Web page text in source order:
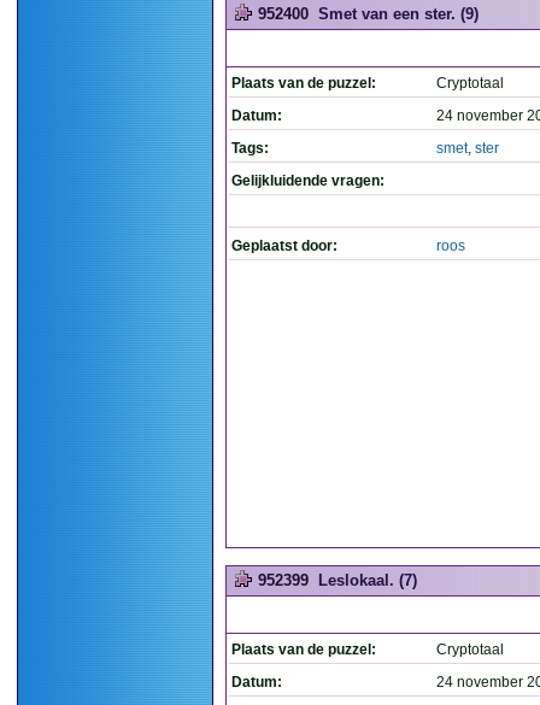
952400 Smet van een ster. (9)
Plaats van de puzzel:
Cryptotaal
Datum:
24 november
Tags:
smet, ster
Gelijkluidende vragen:
Geplaatst door: roos
952399 Leslokaal. (7)
Plaats van de puzzel:
Cryptotaal
Datum:
24 november